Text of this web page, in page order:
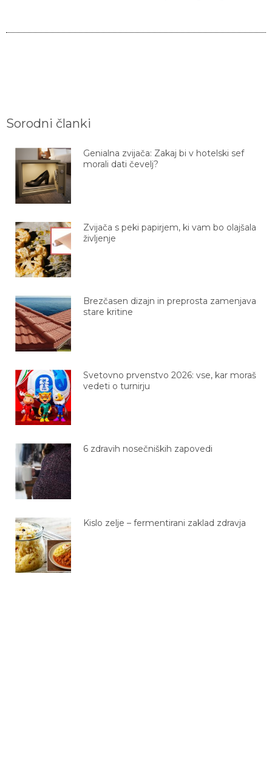
Sorodni članki
Genialna zvijača: Zakaj bi v hotelski sef
morali dati čevelj?
Zvijača s peki papirjem, ki vam bo olajšala
življenje
Brezčasen dizajn in preprosta zamenjava
stare kritine
Svetovno prvenstvo 2026: vse, kar moraš
vedeti o turnirju
6 zdravih nosečniških zapovedi
Kislo zelje – fermentirani zaklad zdravja